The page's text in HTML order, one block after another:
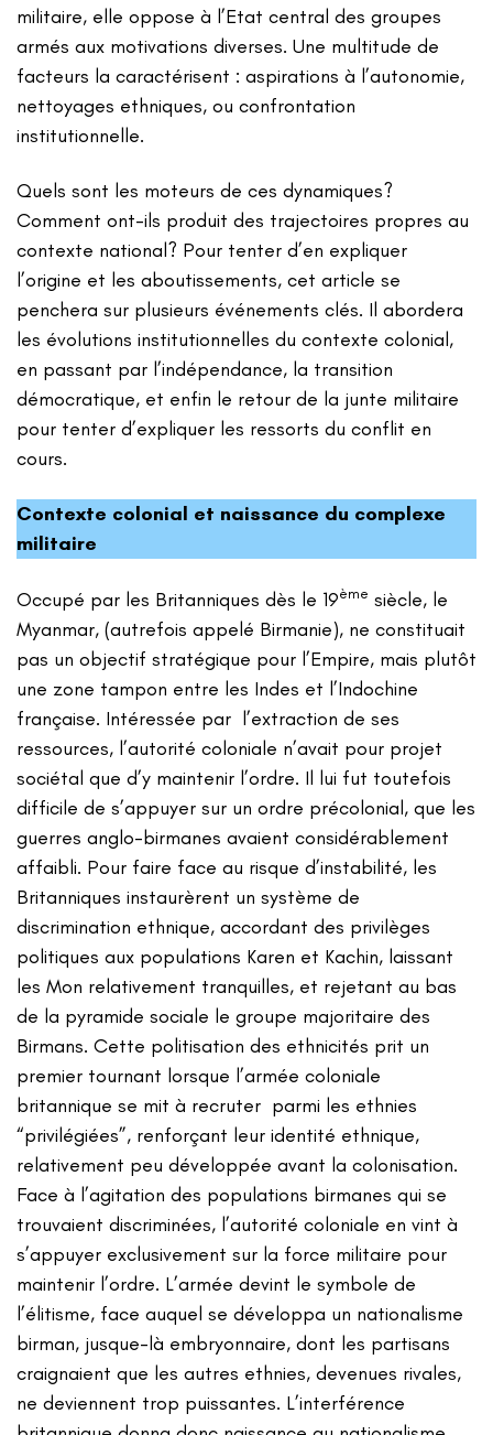
militaire, elle oppose à l’Etat central des groupes
armés aux motivations diverses. Une multitude de
facteurs la caractérisent : aspirations à l’autonomie,
nettoyages ethniques, ou confrontation
institutionnelle.
Quels sont les moteurs de ces dynamiques?
Comment ont-ils produit des trajectoires propres au
contexte national? Pour tenter d’en expliquer
l’origine et les aboutissements, cet article se
penchera sur plusieurs événements clés. Il abordera
les évolutions institutionnelles du contexte colonial,
en passant par l’indépendance, la transition
démocratique, et enfin le retour de la junte militaire
pour tenter d’expliquer les ressorts du conflit en
cours.
Contexte colonial et naissance du complexe
militaire
Occupé par les Britanniques dès le 19ème siècle, le
Myanmar, (autrefois appelé Birmanie), ne constituait
pas un objectif stratégique pour l’Empire, mais plutôt
une zone tampon entre les Indes et l’Indochine
française. Intéressée par l’extraction de ses
ressources, l’autorité coloniale n’avait pour projet
sociétal que d’y maintenir l’ordre. Il lui fut toutefois
difficile de s’appuyer sur un ordre précolonial, que les
guerres anglo-birmanes avaient considérablement
affaibli. Pour faire face au risque d’instabilité, les
Britanniques instaurèrent un système de
discrimination ethnique, accordant des privilèges
politiques aux populations Karen et Kachin, laissant
les Mon relativement tranquilles, et rejetant au bas
de la pyramide sociale le groupe majoritaire des
Birmans. Cette politisation des ethnicités prit un
premier tournant lorsque l’armée coloniale
britannique se mit à recruter parmi les ethnies
“privilégiées”, renforçant leur identité ethnique,
relativement peu développée avant la colonisation.
Face à l’agitation des populations birmanes qui se
trouvaient discriminées, l’autorité coloniale en vint à
s’appuyer exclusivement sur la force militaire pour
maintenir l’ordre. L’armée devint le symbole de
l’élitisme, face auquel se développa un nationalisme
birman, jusque-là embryonnaire, dont les partisans
craignaient que les autres ethnies, devenues rivales,
ne deviennent trop puissantes. L’interférence